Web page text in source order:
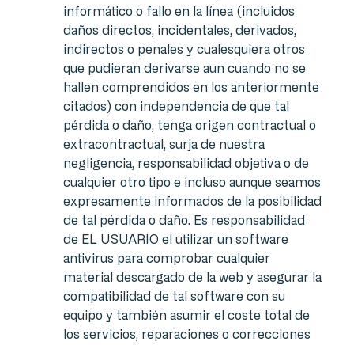
informático o fallo en la línea (incluidos
daños directos, incidentales, derivados,
indirectos o penales y cualesquiera otros
que pudieran derivarse aun cuando no se
hallen comprendidos en los anteriormente
citados) con independencia de que tal
pérdida o daño, tenga origen contractual o
extracontractual, surja de nuestra
negligencia, responsabilidad objetiva o de
cualquier otro tipo e incluso aunque seamos
expresamente informados de la posibilidad
de tal pérdida o daño. Es responsabilidad
de EL USUARIO el utilizar un software
antivirus para comprobar cualquier
material descargado de la web y asegurar la
compatibilidad de tal software con su
equipo y también asumir el coste total de
los servicios, reparaciones o correcciones